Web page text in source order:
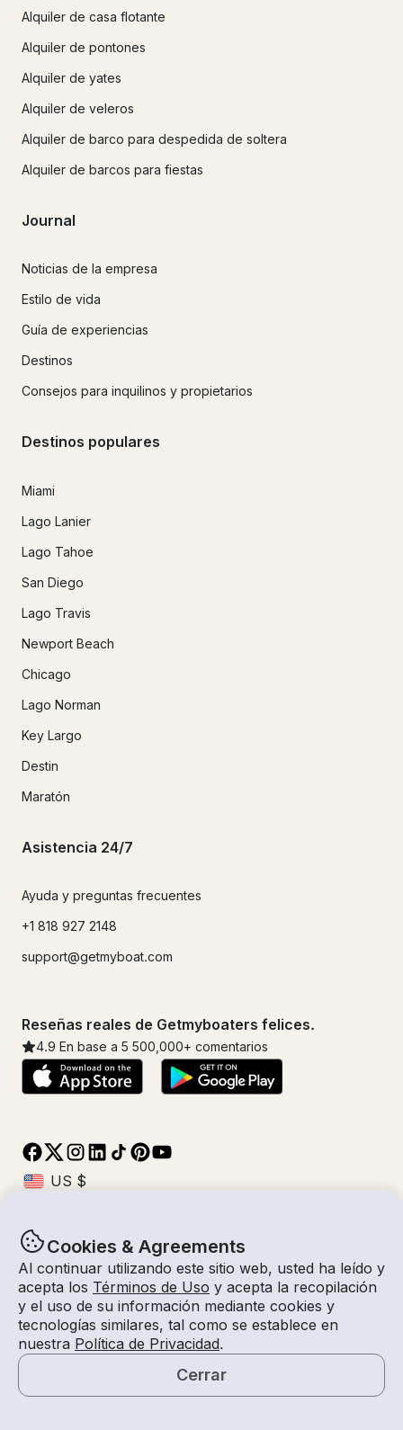
Cookies & Agreements
Al continuar utilizando este sitio web, usted ha leído y
acepta los Términos de Uso y acepta la recopilación
y el uso de su información mediante cookies y
tecnologías similares, tal como se establece en
nuestra Política de Privacidad.
Cerrar
Alquiler de casa flotante
Alquiler de pontones
Alquiler de yates
Alquiler de veleros
Alquiler de barco para despedida de soltera
Alquiler de barcos para fiestas
Journal
Noticias de la empresa
Estilo de vida
Guía de experiencias
Destinos
Consejos para inquilinos y propietarios
Destinos populares
Miami
Lago Lanier
Lago Tahoe
San Diego
Lago Travis
Newport Beach
Chicago
Lago Norman
Key Largo
Destin
Maratón
Asistencia 24/7
Ayuda y preguntas frecuentes
+1 818 927 2148
support@getmyboat.com
Reseñas reales de Getmyboaters felices.
4.9 En base a 5 500,000+ comentarios
© Getmyboat 2026TérminosPrivacidad
08 ago 2026
4 horas2 Invitados
Con Capitán
$399 /hora
Solicitar una Cotización